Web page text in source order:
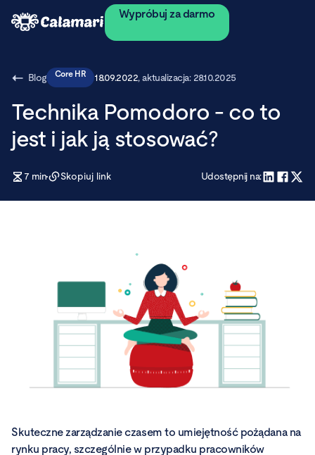
Wypróbuj za darmo
Blog Core HR 18.09.2022, aktualizacja: 28.10.2025
Technika Pomodoro - co to
jest i jak ją stosować?
7 min Skopiuj link Udostępnij na:
Skuteczne zarządzanie czasem to umiejętność pożądana na
rynku pracy, szczególnie w przypadku pracowników